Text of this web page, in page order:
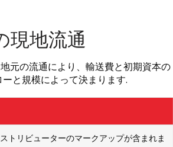
現地流通
元の流通により、輸送費と初期資本の
と規模によって決まります.
トリビューターのマークアップが含まれま